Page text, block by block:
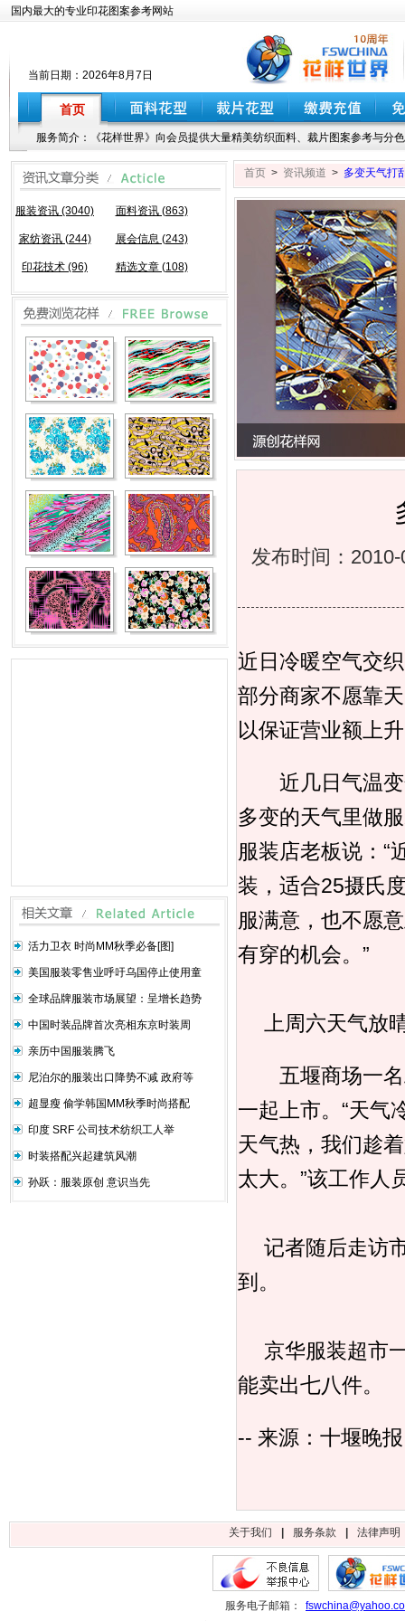
国内最大的专业印花图案参考网站
首页
当前日期： 2026年8月7日
服务简介：《花样世界》向会员提供大量精美纺织面料、裁片图案参考与分
服装资讯 (3040) 面料资讯 (863)
家纺资讯 (244) 展会信息 (243)
印花技术 (96) 精选文章 (108)
活力卫衣 时尚MM秋季必备[图]
美国服装零售业呼吁乌国停止使用童
全球品牌服装市场展望：呈增长趋势
中国时装品牌首次亮相东京时装周
亲历中国服装腾飞
尼泊尔的服装出口降势不减 政府等
超显瘦 偷学韩国MM秋季时尚搭配
印度 SRF 公司技术纺织工人举
时装搭配兴起建筑风潮
孙跃：服装原创 意识当先
首页> 资讯频道 > 多变天气打
发布时间：
近日冷暖空气交
部分商家不愿靠
以保证营业额上
近几日气温变
多变的天气里做
服装店老板说：“
装，适合25摄氏
服满意，也不愿
有穿的机会。”
上周六天气放
五堰商场一名
一起上市。“天气
天气热，我们趁
太大。”该工作人
记者随后走访
到。
京华服装超市
能卖出七八件。
-- 来源：十堰晚报
关于我们 服务条款 法律声明
服务电子邮箱：